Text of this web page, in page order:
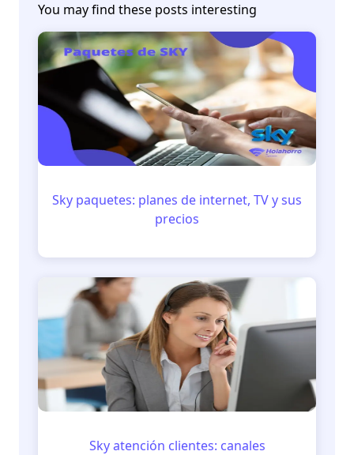
You may find these posts interesting
Sky paquetes: planes de internet, TV y sus
precios
Sky atención clientes: canales